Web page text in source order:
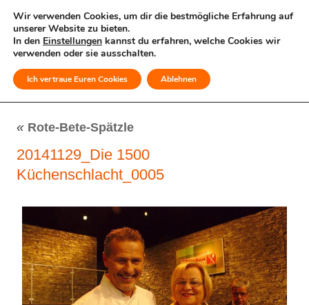
MENÜ
« Rote-Bete-Spätzle
20141129_Die 1500
Küchenschlacht_0005
Wir verwenden Cookies, um dir die bestmögliche Erfahrung auf
unserer Website zu bieten.
In den Einstellungen kannst du erfahren, welche Cookies wir
verwenden oder sie ausschalten.
Ich vertraue Euren Cookies Ablehnen